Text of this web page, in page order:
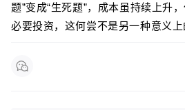
题”变成“生死题”，成本虽持续上升
必要投资，这何尝不是另一种意义上